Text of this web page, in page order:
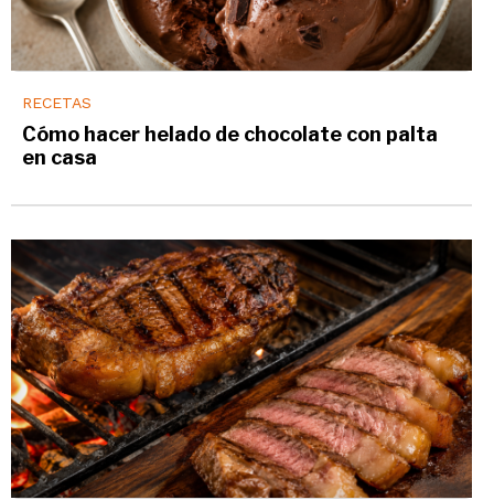
RECETAS
Cómo hacer helado de chocolate con palta
en casa